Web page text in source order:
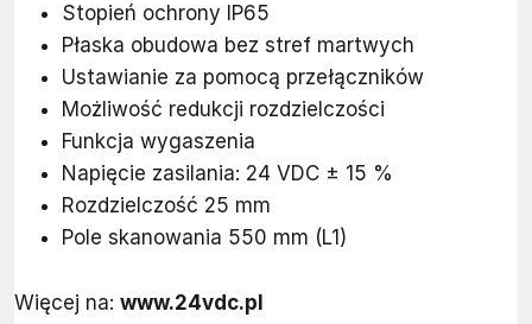
Stopień ochrony IP65
Płaska obudowa bez stref martwych
Ustawianie za pomocą przełączników
Możliwość redukcji rozdzielczości
Funkcja wygaszenia
Napięcie zasilania: 24 VDC ± 15 %
Rozdzielczość 25 mm
Pole skanowania 550 mm (L1)
Więcej na: www.24vdc.pl